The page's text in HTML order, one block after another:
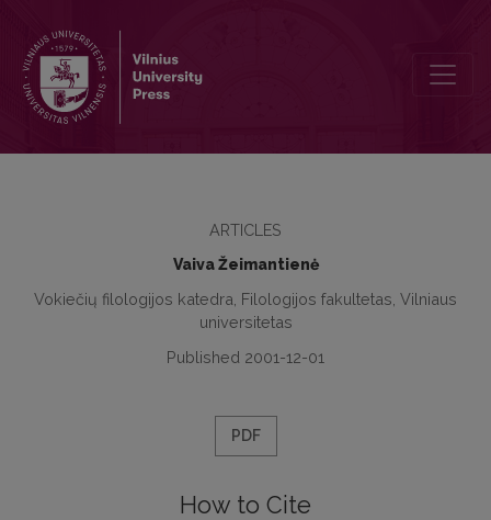
ARTICLES
Vaiva Žeimantienė
Vokiečių filologijos katedra, Filologijos fakultetas, Vilniaus
universitetas
Published 2001-12-01
PDF
How to Cite